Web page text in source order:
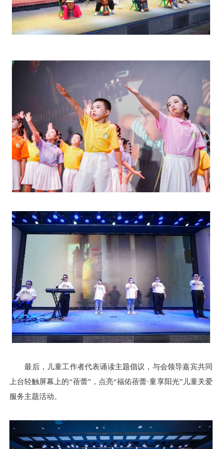
最后，儿童工作者代表诵读主题倡议，与会领导嘉宾共同
上台轻触屏幕上的“蓓蕾”，点亮“福佑蓓蕾·童享阳光”儿童关爱
服务主题活动。